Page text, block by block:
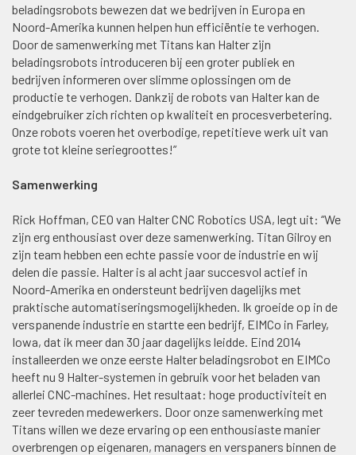
beladingsrobots bewezen dat we bedrijven in Europa en
Noord-Amerika kunnen helpen hun efficiëntie te verhogen.
Door de samenwerking met Titans kan Halter zijn
beladingsrobots introduceren bij een groter publiek en
bedrijven informeren over slimme oplossingen om de
productie te verhogen. Dankzij de robots van Halter kan de
eindgebruiker zich richten op kwaliteit en procesverbetering.
Onze robots voeren het overbodige, repetitieve werk uit van
grote tot kleine seriegroottes!”
Samenwerking
Rick Hoffman, CEO van Halter CNC Robotics USA, legt uit: “We
zijn erg enthousiast over deze samenwerking. Titan Gilroy en
zijn team hebben een echte passie voor de industrie en wij
delen die passie. Halter is al acht jaar succesvol actief in
Noord-Amerika en ondersteunt bedrijven dagelijks met
praktische automatiseringsmogelijkheden. Ik groeide op in de
verspanende industrie en startte een bedrijf, EIMCo in Farley,
Iowa, dat ik meer dan 30 jaar dagelijks leidde. Eind 2014
installeerden we onze eerste Halter beladingsrobot en EIMCo
heeft nu 9 Halter-systemen in gebruik voor het beladen van
allerlei CNC-machines. Het resultaat: hoge productiviteit en
zeer tevreden medewerkers. Door onze samenwerking met
Titans willen we deze ervaring op een enthousiaste manier
overbrengen op eigenaren, managers en verspaners binnen de